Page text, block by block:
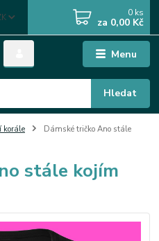
Menu
Hledat
0 ks
za 0,00 Kč
korále
Dámské tričko Ano stále
stále kojím